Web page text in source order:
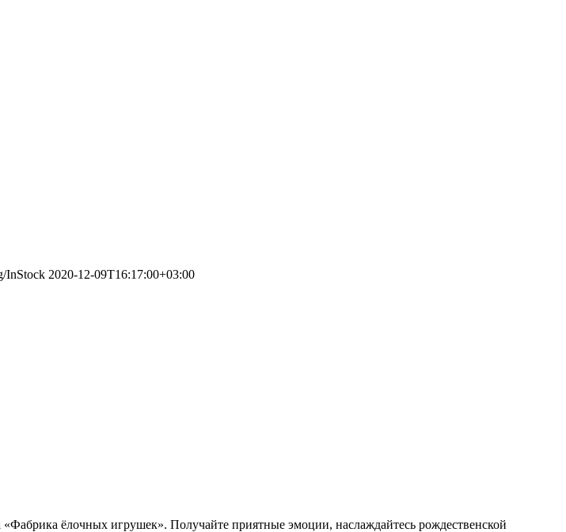
InStock 2020-12-09T16:17:00+03:00
ёлочных игрушек». Получайте приятные эмоции, наслаждайтесь рождественской